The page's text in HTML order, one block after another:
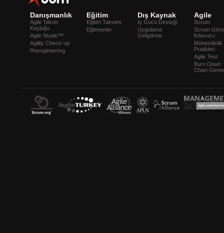
Danışmanlık
Agile Takım
Koçluğu
Agile Studio™
Agility Check-up
Reengineering
Eğitim
Eğitim Takvimi
Eğitmenler
Dış Kaynak
İş Gücü Desteği
Uygulama
Geliştirme
Agile
Scrum
Scrum
Kılavuzu
Mühendislik
Pratikleri
Agile Test
Burn Down
Chart